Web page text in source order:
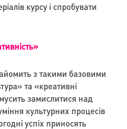
курсу і спробувати
з такими базовими
та «креативні
замислитися над
культурних процесів
успіх приносять